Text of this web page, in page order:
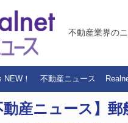
不動産業界の
NEW！ 不動産ニュース
動産ニュース】